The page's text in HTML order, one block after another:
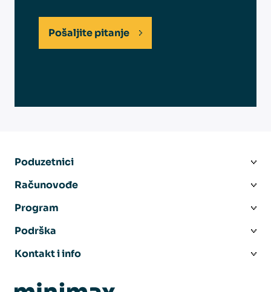
Pošaljite pitanje
Poduzetnici
Računovođe
Program
Podrška
Kontakt i info